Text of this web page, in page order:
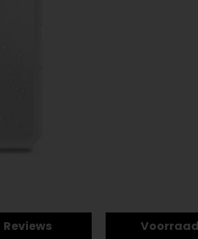
Reviews Voorraad